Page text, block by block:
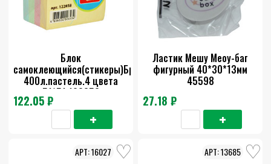
Блок
самоклеющийся(стикеры)Брауберг
400л.пастель.4 цвета
51*51 122858
122.05 ₽
Ластик Мешу Меоу-баг
фигурный 40*30*13мм
45598
27.18 ₽
16027 13685